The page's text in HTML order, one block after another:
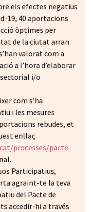
els efectes negatius
19, 40 aportacions
òptimes per
de la ciutat arran
valorat com a
a l’hora d’elaborar
i/o
com s’ha
i les mesures
rebudes, et
enllaç
processes/pacte-
Participatius,
agraint-te la teva
del Pacte de
accedir-hi a través